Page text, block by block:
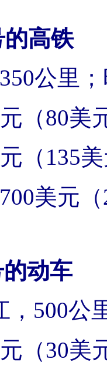
高铁
公里；
元（80美
元（ 135
美元（
动车
500公
元（30美